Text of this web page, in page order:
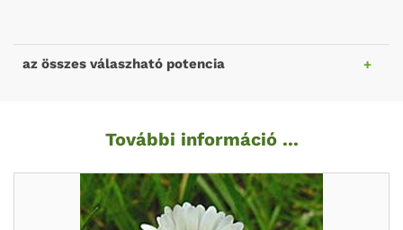
az összes válaszható potencia
További információ ...